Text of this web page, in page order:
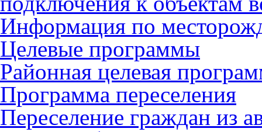
Информация по
Целевые программы
Районная целевая
Программа переселения
Переселение граждан из